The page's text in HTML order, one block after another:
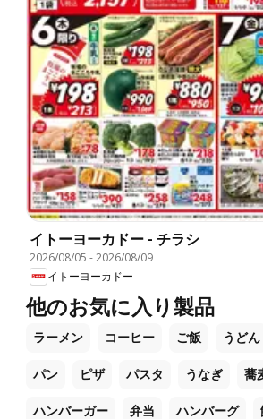
イトーヨーカドー - チラシ
2026/08/05 -2026/08/09
イトーヨーカドー
他のお気に入り製品
ラーメン コーヒー ご飯 うどん
パン ピザ パスタ うなぎ 蕎
ハンバーガー 弁当 ハンバーグ